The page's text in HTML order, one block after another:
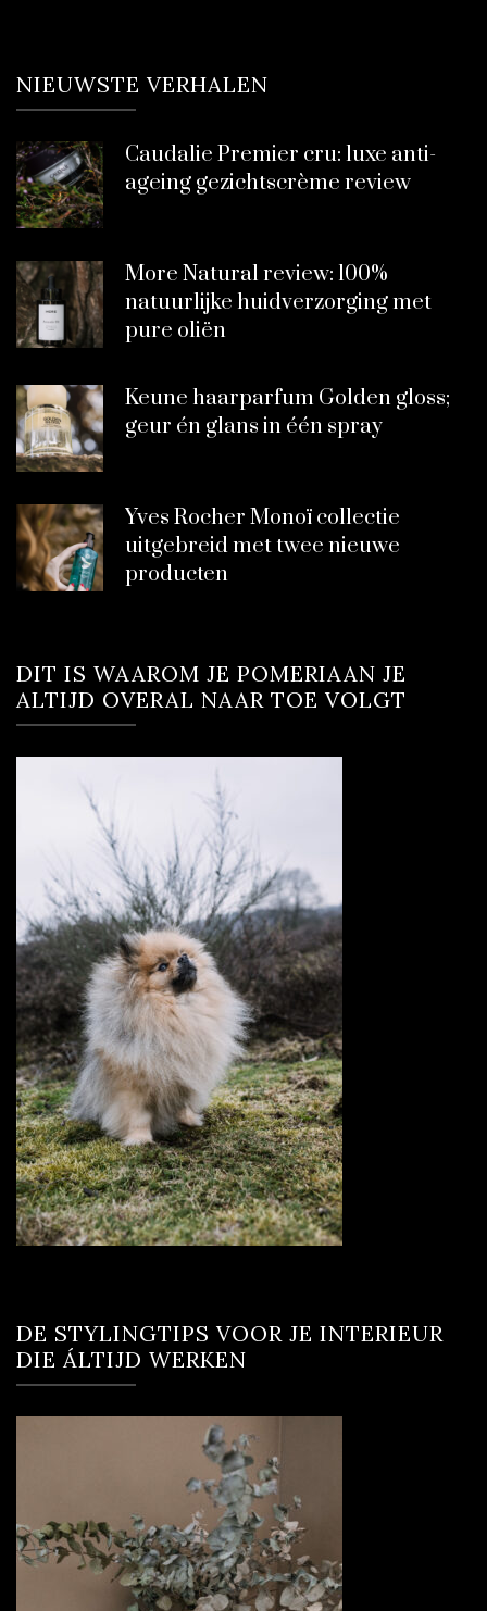
NIEUWSTE VERHALEN
Caudalie Premier cru: luxe anti-
ageing gezichtscrème review
More Natural review: 100%
natuurlijke huidverzorging met
pure oliën
Keune haarparfum Golden gloss;
geur én glans in één spray
Yves Rocher Monoï collectie
uitgebreid met twee nieuwe
producten
DIT IS WAAROM JE POMERIAAN JE
ALTIJD OVERAL NAAR TOE VOLGT
DE STYLINGTIPS VOOR JE INTERIEUR
DIE ÁLTIJD WERKEN